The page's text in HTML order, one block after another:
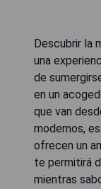
Descubrir la
una
de
en un
que van
modernos,
ofrecen un
te permitirá
mientras